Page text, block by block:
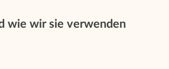
wie wir sie verwenden